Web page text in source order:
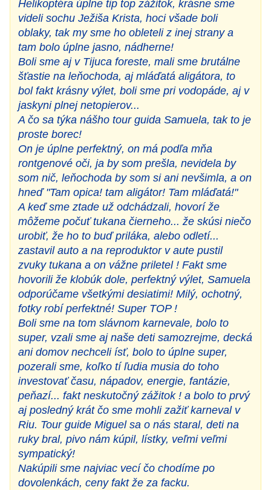
Helikoptéra úplne tip top zážitok, krásne sme
videli sochu Ježiša Krista, hoci všade boli
oblaky, tak my sme ho obleteli z inej strany a
tam bolo úplne jasno, nádherne!
Boli sme aj v Tijuca foreste, mali sme brutálne
šťastie na leňochoda, aj mláďatá aligátora, to
bol fakt krásny výlet, boli sme pri vodopáde, aj v
jaskyni plnej netopierov...
A čo sa týka nášho tour guida Samuela, tak to je
proste borec!
On je úplne perfektný, on má podľa mňa
rontgenové oči, ja by som prešla, nevidela by
som nič, leňochoda by som si ani nevšimla, a on
hneď "Tam opica! tam aligátor! Tam mláďatá!"
A keď sme ztade už odchádzali, hovorí že
môžeme počuť tukana čierneho... že skúsi niečo
urobiť, že ho to buď priláka, alebo odletí...
zastavil auto a na reproduktor v aute pustil
zvuky tukana a on vážne priletel ! Fakt sme
hovorili že klobúk dole, perfektný výlet, Samuela
odporúčame všetkými desiatimi! Milý, ochotný,
fotky robí perfektné! Super TOP !
Boli sme na tom slávnom karnevale, bolo to
super, vzali sme aj naše deti samozrejme, decká
ani domov nechceli ísť, bolo to úplne super,
pozerali sme, koľko tí ľudia musia do toho
investovať času, nápadov, energie, fantázie,
peňazí... fakt neskutočný zážitok ! a bolo to prvý
aj posledný krát čo sme mohli zažiť karneval v
Riu. Tour guide Miguel sa o nás staral, deti na
ruky bral, pivo nám kúpil, lístky, veľmi veľmi
sympatický!
Nakúpili sme najviac vecí čo chodíme po
dovolenkách, ceny fakt že za facku.